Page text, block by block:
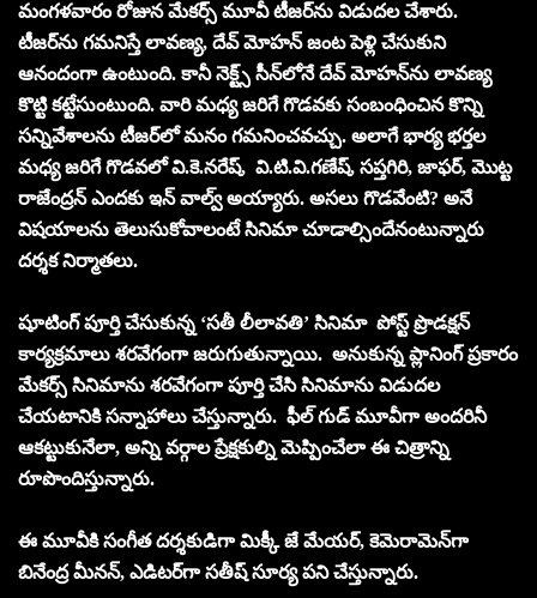
మంగళవారం రోజున మేకర్స్ మూవీ టీజర్‌ను విడుదల చేశారు.
టీజర్‌ను గమనిస్తే లావణ్య, దేవ్ మోహన్ జంట పెళ్లి చేసుకుని
ఆనందంగా ఉంటుంది. కానీ నెక్ట్స్ సీన్‌లోనే దేవ్ మోహన్‌ను లావణ్య
కొట్టి కట్టేసుంటుంది. వారి మధ్య జరిగే గొడవకు సంబంధించిన కొన్ని
సన్నివేశాలను టీజర్‌లో మనం గమనించవచ్చు. అలాగే భార్య భర్తల
మధ్య జరిగే గొడవలో వి.కె.నరేష్, వి.టి.వి.గణేష్, సప్తగిరి, జాఫర్, మొట్ట
రాజేంద్రన్ ఎందకు ఇన్ వాల్వ్ అయ్యారు. అసలు గొడవేంటి? అనే
విషయాలను తెలుసుకోవాలంటే సినిమా చూడాల్సిందేనంటున్నారు
దర్శక నిర్మాతలు.
షూటింగ్ పూర్తి చేసుకున్న ‘సతీ లీలావతి’ సినిమా పోస్ట్ ప్రొడ‌క్ష‌న్
కార్య‌క్ర‌మాలు శ‌ర‌వేగంగా జ‌రుగుతున్నాయి. అనుకున్న ప్లానింగ్ ప్ర‌కారం
మేక‌ర్స్ సినిమాను శ‌ర‌వేగంగా పూర్తి చేసి సినిమాను విడుద‌ల
చేయ‌టానికి సన్నాహాలు చేస్తున్నారు. ఫీల్ గుడ్ మూవీగా అందరినీ
ఆకట్టుకునేలా, అన్ని వర్గాల ప్రేక్షకుల్ని మెప్పించేలా ఈ చిత్రాన్ని
రూపొందిస్తున్నారు.
ఈ మూవీకి సంగీత దర్శకుడిగా మిక్కీ జే మేయర్, కెమెరామెన్‌గా
బినేంద్ర మీనన్, ఎడిటర్‌గా సతీష్ సూర్య పని చేస్తున్నారు.